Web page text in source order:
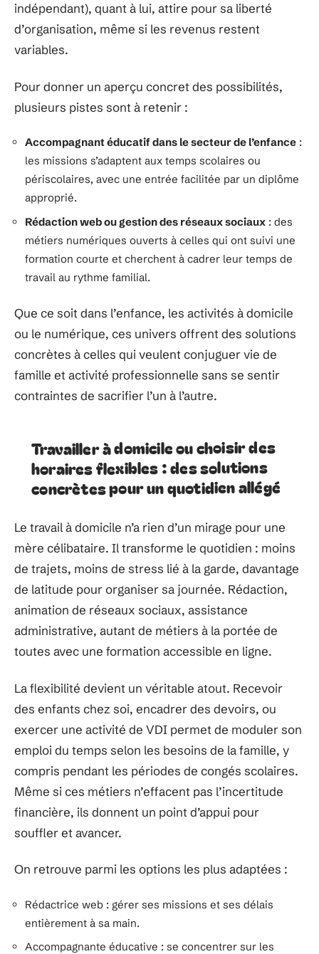
indépendant), quant à lui, attire pour sa liberté
d’organisation, même si les revenus restent
variables.
Pour donner un aperçu concret des possibilités,
plusieurs pistes sont à retenir :
Accompagnant éducatif dans le secteur de l’enfance :
les missions s’adaptent aux temps scolaires ou
périscolaires, avec une entrée facilitée par un diplôme
approprié.
Rédaction web ou gestion des réseaux sociaux : des
métiers numériques ouverts à celles qui ont suivi une
formation courte et cherchent à cadrer leur temps de
travail au rythme familial.
Que ce soit dans l’enfance, les activités à domicile
ou le numérique, ces univers offrent des solutions
concrètes à celles qui veulent conjuguer vie de
famille et activité professionnelle sans se sentir
contraintes de sacrifier l’un à l’autre.
Travailler à domicile ou choisir des
horaires flexibles : des solutions
concrètes pour un quotidien allégé
Le travail à domicile n’a rien d’un mirage pour une
mère célibataire. Il transforme le quotidien : moins
de trajets, moins de stress lié à la garde, davantage
de latitude pour organiser sa journée. Rédaction,
animation de réseaux sociaux, assistance
administrative, autant de métiers à la portée de
toutes avec une formation accessible en ligne.
La flexibilité devient un véritable atout. Recevoir
des enfants chez soi, encadrer des devoirs, ou
exercer une activité de VDI permet de moduler son
emploi du temps selon les besoins de la famille, y
compris pendant les périodes de congés scolaires.
Même si ces métiers n’effacent pas l’incertitude
financière, ils donnent un point d’appui pour
souffler et avancer.
On retrouve parmi les options les plus adaptées :
Rédactrice web : gérer ses missions et ses délais
entièrement à sa main.
Accompagnante éducative : se concentrer sur les